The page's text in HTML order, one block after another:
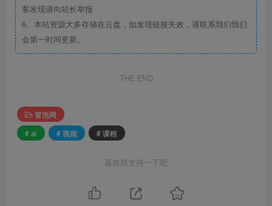
客发现请向站长举报
6、本站资源大多存储在云盘，如发现链接失效，请联系我们我们
会第一时间更新。
THE END
冒泡网
# ai
# 视频 # 课程
喜欢就支持一下吧